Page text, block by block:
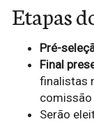
Etapas
Pré-
Final
finalistas
Serão